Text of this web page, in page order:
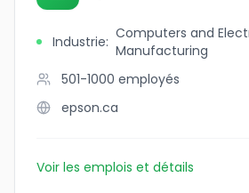
Industrie: Computers and
Manufacturing
501-1000 employés
epson.ca
Voir les emplois et détails